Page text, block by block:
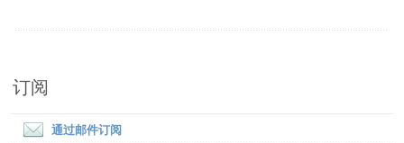
订阅
通过邮件订阅